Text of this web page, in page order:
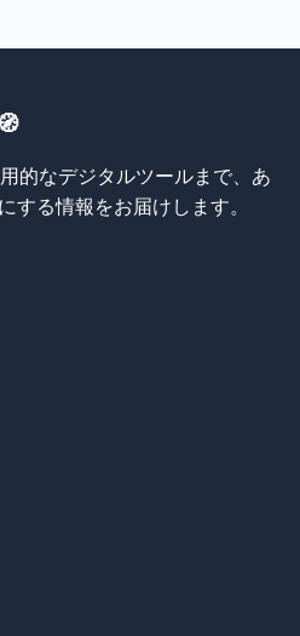
的なデジタルツールまで、あ
する情報をお届けします。